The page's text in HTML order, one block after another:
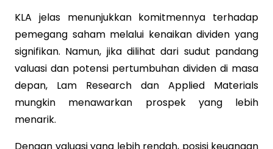
KLA jelas menunjukkan komitmennya terhadap
pemegang saham melalui kenaikan dividen yang
signifikan. Namun, jika dilihat dari sudut pandang
valuasi dan potensi pertumbuhan dividen di masa
depan, Lam Research dan Applied Materials
mungkin menawarkan prospek yang lebih
menarik.
Dengan valuasi yang lebih rendah, posisi keuangan